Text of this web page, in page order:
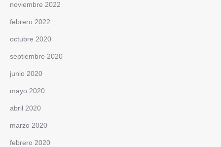
noviembre 2022
febrero 2022
octubre 2020
septiembre 2020
junio 2020
mayo 2020
abril 2020
marzo 2020
febrero 2020